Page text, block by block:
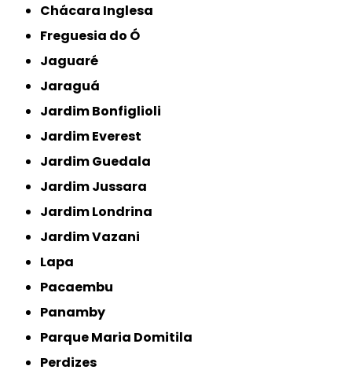
Chácara Inglesa
Freguesia do Ó
Jaguaré
Jaraguá
Jardim Bonfiglioli
Jardim Everest
Jardim Guedala
Jardim Jussara
Jardim Londrina
Jardim Vazani
Lapa
Pacaembu
Panamby
Parque Maria Domitila
Perdizes